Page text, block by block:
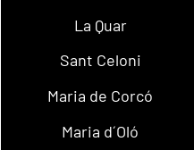
La Quar
Sant Celoni
Maria de Corcó
Maria d´Oló